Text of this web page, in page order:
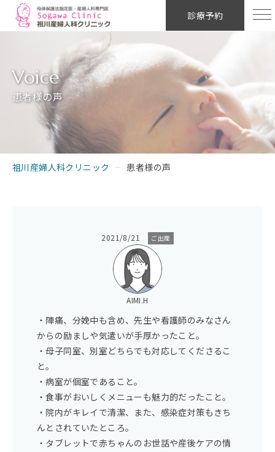
診療予約
患者様の声
祖川産婦人科クリニック 患者様の声
2021/8/21 ご出産
AIMI.H
・陣痛、分娩中も含め、先生や看護師のみなさん
からの励ましや気遣いが手厚かったこと。
・母子同室、別室どちらでも対応してくださるこ
と。
・病室が個室であること。
・食事がおいしくメニューも魅力的だったこと。
・院内がキレイで清潔、また、感染症対策もきち
んとされていたところ。
・タブレットで赤ちゃんのお世話や産後ケアの情